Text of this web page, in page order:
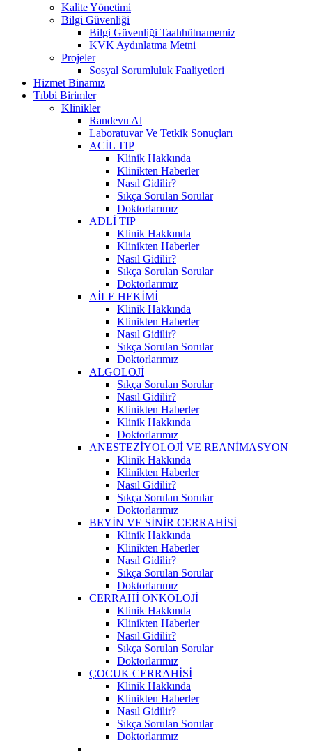
Kalite Yönetimi
Bilgi Güvenliği
Bilgi Güvenliği Taahhütnamemiz
KVK Aydınlatma Metni
Projeler
Sosyal Sorumluluk Faaliyetleri
Hizmet Binamız
Tıbbi Birimler
Klinikler
Randevu Al
Laboratuvar Ve Tetkik Sonuçları
ACİL TIP
Klinik Hakkında
Klinikten Haberler
Nasıl Gidilir?
Sıkça Sorulan Sorular
Doktorlarımız
ADLİ TIP
Klinik Hakkında
Klinikten Haberler
Nasıl Gidilir?
Sıkça Sorulan Sorular
Doktorlarımız
AİLE HEKİMİ
Klinik Hakkında
Klinikten Haberler
Nasıl Gidilir?
Sıkça Sorulan Sorular
Doktorlarımız
ALGOLOJİ
Sıkça Sorulan Sorular
Nasıl Gidilir?
Klinikten Haberler
Klinik Hakkında
Doktorlarımız
ANESTEZİYOLOJİ VE REANİMASYON
Klinik Hakkında
Klinikten Haberler
Nasıl Gidilir?
Sıkça Sorulan Sorular
Doktorlarımız
BEYİN VE SİNİR CERRAHİSİ
Klinik Hakkında
Klinikten Haberler
Nasıl Gidilir?
Sıkça Sorulan Sorular
Doktorlarımız
CERRAHİ ONKOLOJİ
Klinik Hakkında
Klinikten Haberler
Nasıl Gidilir?
Sıkça Sorulan Sorular
Doktorlarımız
ÇOCUK CERRAHİSİ
Klinik Hakkında
Klinikten Haberler
Nasıl Gidilir?
Sıkça Sorulan Sorular
Doktorlarımız